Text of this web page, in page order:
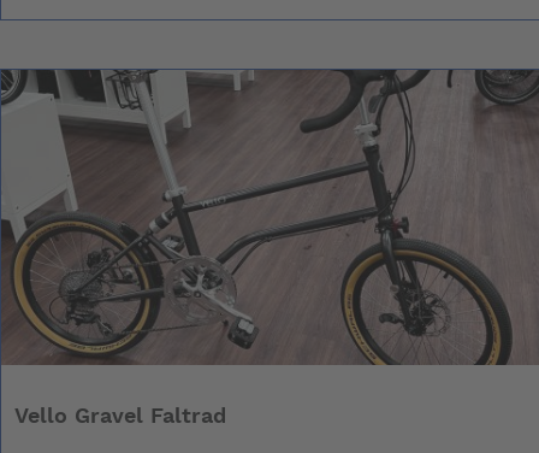
Vello Gravel Faltrad